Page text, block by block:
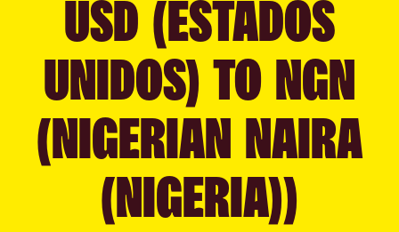
USD (ESTADOS
UNIDOS) TO NGN
(NIGERIAN NAIRA
(NIGERIA))